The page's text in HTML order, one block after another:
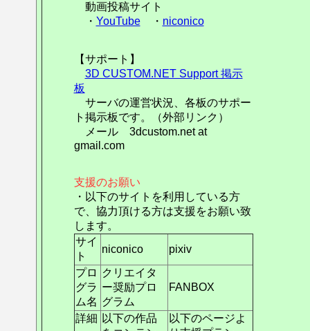
動画投稿サイト
・ YouTube・ niconico
【サポート】
3D CUSTOM.NET Support 掲示
板
サーバの運営状況、各板のサポー
ト掲示板です。（外部リンク）
メール 3dcustom.net at
gmail.com
支援のお願い
・以下のサイトを利用している方
で、協力頂ける方は支援をお願い致
します。
サイ
ト
niconico
pixiv
プロ
グラ
ム名
クリエイタ
ー奨励プロ
グラム
FANBOX
詳細 以下の作品
以下のページよ